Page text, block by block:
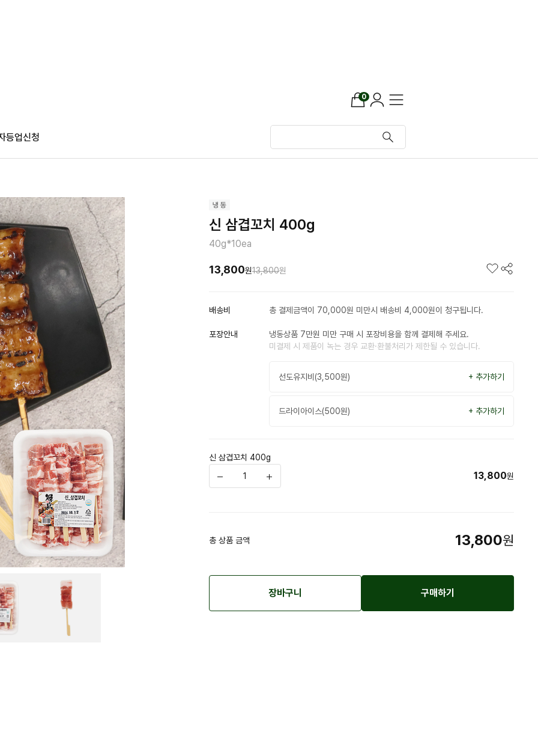
0
등업신청
신 삼겹꼬치 400g
40g*10ea
13,800원13,800원
배송비 총 결제금액이 70,000원 미만시 배송비 4,000원이 청구됩니다.
포장안내
냉동상품 7만원 미만 구매 시 포장비용을 함께 결제해 주세요.
미결제 시 제품이 녹는 경우 교환·환불처리가 제한될 수 있습니다.
선도유지비(3,500원) + 추가하기
드라이아이스(500원) + 추가하기
신 삼겹꼬치 400g
13,800원
총 상품 금액 13,800원
장바구니 구매하기